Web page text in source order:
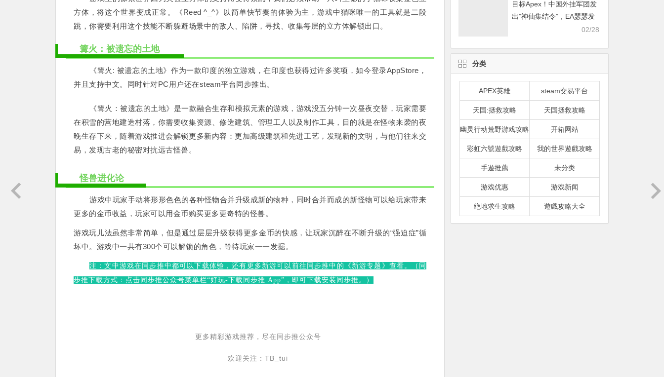
方体，将这个世界变成正常。《Reed ^_^》以简单快节奏的体验为主，游戏中猫咪唯一的工具就是二段
跳，你需要利用这个技能不断躲避场景中的敌人、陷阱，寻找、收集每层的立方体解锁出口。
篝火：被遗忘的土地
《篝火: 被遗忘的土地》作为一款印度的独立游戏，在印度也获得过许多奖项，如今登录AppStore，
并且支持中文。同时针对PC用户还在steam平台同步推出。
《篝火：被遗忘的土地》是一款融合生存和模拟元素的游戏，游戏没五分钟一次昼夜交替，玩家需要
在积雪的营地建造村落，你需要收集资源、修造建筑、管理工人以及制作工具，目的就是在怪物来袭的夜
晚生存下来，随着游戏推进会解锁更多新内容：更加高级建筑和先进工艺，发现新的文明，与他们往来交
易，发现古老的秘密对抗远古怪兽。
怪兽进化论
游戏中玩家手动将形形色色的各种怪物合并升级成新的物种，同时合并而成的新怪物可以给玩家带来
更多的金币收益，玩家可以用金币购买更多更奇特的怪兽。
游戏玩儿法虽然非常简单，但是通过层层升级获得更多金币的快感，让玩家沉醉在不断升级的“强迫症”循
坏中。游戏中一共有300个可以解锁的角色，等待玩家一一发掘。
注：文中游戏在同步推中都可以下载体验，还有更多新游可以前往同步推中的《新游专题》查看。（同
步推下载方式：点击同步推公众号菜单栏“好玩-下载同步推 App”，即可下载安装同步推。）
更多精彩游戏推荐，尽在同步推公众号
欢迎关注：TB_tui
目标Apex！中国外挂军团发
出”神仙集结令”，EA瑟瑟发
02/28
分类
APEX英雄 steam交易平台
天国:拯救攻略 天国拯救攻略
幽灵行动荒野游戏攻略 开箱网站
彩虹六號遊戲攻略 我的世界遊戲攻略
手遊推薦 未分类
游戏优惠 游戏新闻
絶地求生攻略 遊戲攻略大全